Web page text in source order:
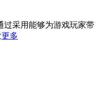
过采用能够为游戏玩家带
更多